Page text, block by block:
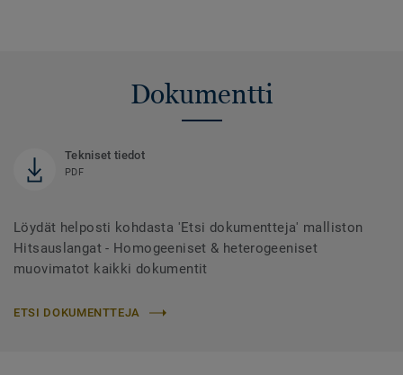
Dokumentti
Tekniset tiedot
PDF
Löydät helposti kohdasta 'Etsi dokumentteja' malliston
Hitsauslangat - Homogeeniset & heterogeeniset
muovimatot kaikki dokumentit
ETSI DOKUMENTTEJA